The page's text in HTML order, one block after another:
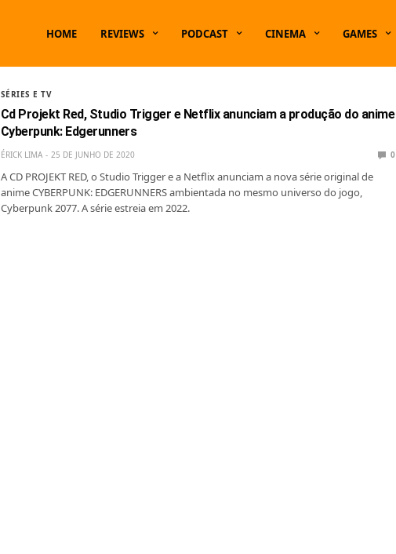
HOME REVIEWS PODCAST CINEMA GAMES
SÉRIES E TV
Cd Projekt Red, Studio Trigger e Netflix anunciam a produção do anime
Cyberpunk: Edgerunners
ÉRICK LIMA 25 DE JUNHO DE 2020 0
A CD PROJEKT RED, o Studio Trigger e a Netflix anunciam a nova série original de
anime CYBERPUNK: EDGERUNNERS ambientada no mesmo universo do jogo,
Cyberpunk 2077. A série estreia em 2022.